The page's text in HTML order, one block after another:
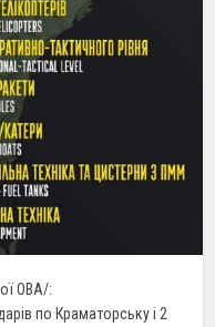
ОВА/:
по Краматорську і 2